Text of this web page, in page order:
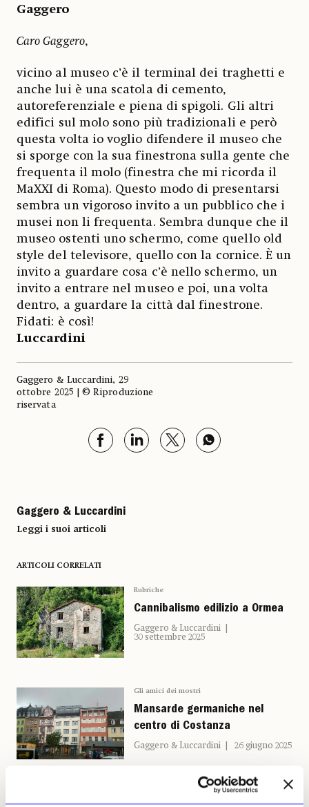
Gaggero
Caro Gaggero,
vicino al museo c’è il terminal dei traghetti e
anche lui è una scatola di cemento,
autoreferenziale e piena di spigoli. Gli altri
edifici sul molo sono più tradizionali e però
questa volta io voglio difendere il museo che
si sporge con la sua finestrona sulla gente che
frequenta il molo (finestra che mi ricorda il
MaXXI di Roma). Questo modo di presentarsi
sembra un vigoroso invito a un pubblico che i
musei non li frequenta. Sembra dunque che il
museo ostenti uno schermo, come quello old
style del televisore, quello con la cornice. È un
invito a guardare cosa c’è nello schermo, un
invito a entrare nel museo e poi, una volta
dentro, a guardare la città dal finestrone.
Fidati: è così!
Luccardini
Gaggero & Luccardini, 29
ottobre 2025 | © Riproduzione
riservata
Gaggero & Luccardini
Leggi i suoi articoli
ARTICOLI CORRELATI
Rubriche
Cannibalismo edilizio a Ormea
Gaggero & Luccardini
30 settembre 2025
Gli amici dei mostri
Mansarde germaniche nel
centro di Costanza
Gaggero & Luccardini 26 giugno 2025